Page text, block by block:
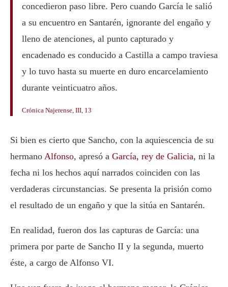
concedieron paso libre. Pero cuando García le salió
a su encuentro en Santarén, ignorante del engaño y
lleno de atenciones, al punto capturado y
encadenado es conducido a Castilla a campo traviesa
y lo tuvo hasta su muerte en duro encarcelamiento
durante veinticuatro años.
Crónica Najerense, III, 13
Si bien es cierto que Sancho, con la aquiescencia de su
hermano Alfonso, apresó a García, rey de Galicia, ni la
fecha ni los hechos aquí narrados coinciden con las
verdaderas circunstancias. Se presenta la prisión como
el resultado de un engaño y que la sitúa en Santarén.
En realidad, fueron dos las capturas de García: una
primera por parte de Sancho II y la segunda, muerto
éste, a cargo de Alfonso VI.